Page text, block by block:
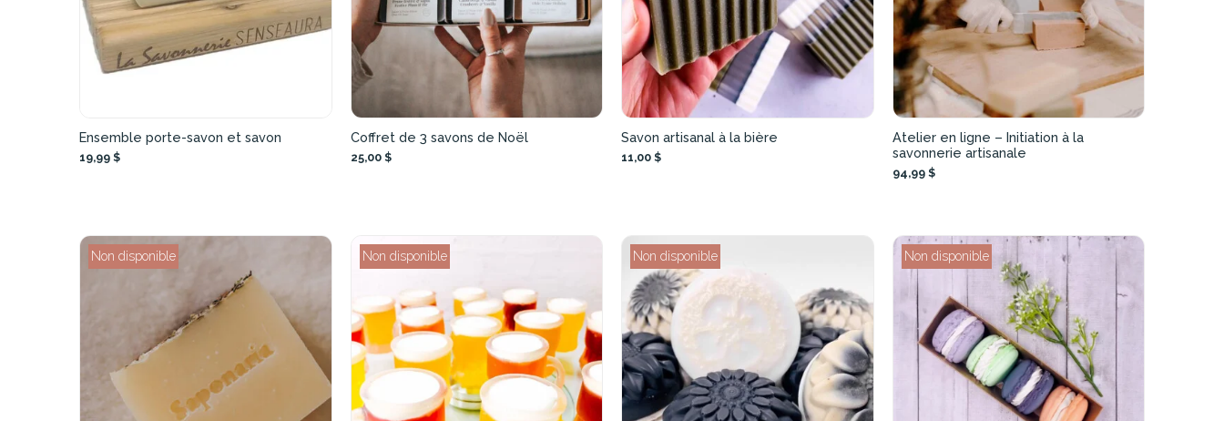
Ensemble porte-savon et savon
19,99 $
Coffret de 3 savons de Noël
25,00 $
Savon artisanal à la bière
11,00 $
Atelier en ligne – Initiation à la
savonnerie artisanale
94,99 $
Non disponible Non disponible Non disponible Non disponible